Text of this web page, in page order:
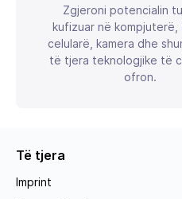
Zgjeroni potencialin
kufizuar në
celularë, kamera dhe
të tjera teknologjike të
ofron.
Të tjera
Imprint